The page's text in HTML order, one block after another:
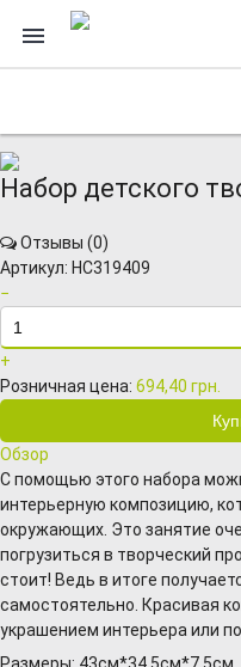
Набор детского
Отзывы (0)
Артикул: HC319409
−
+
Розничная цена: 694,40 грн.
Обзор
С помощью этого набора
интерьерную композицию,
окружающих. Это занятие
погрузиться в творческий
стоит! Ведь в итоге
самостоятельно. Красивая
украшением интерьера или